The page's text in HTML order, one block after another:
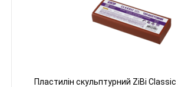
Пластилін скульптурний ZiBi Classic